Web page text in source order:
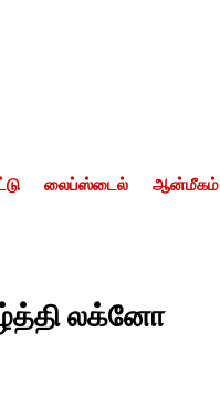
லைப்ஸ்டைல் ஆன்மீகம்
லக்னோ